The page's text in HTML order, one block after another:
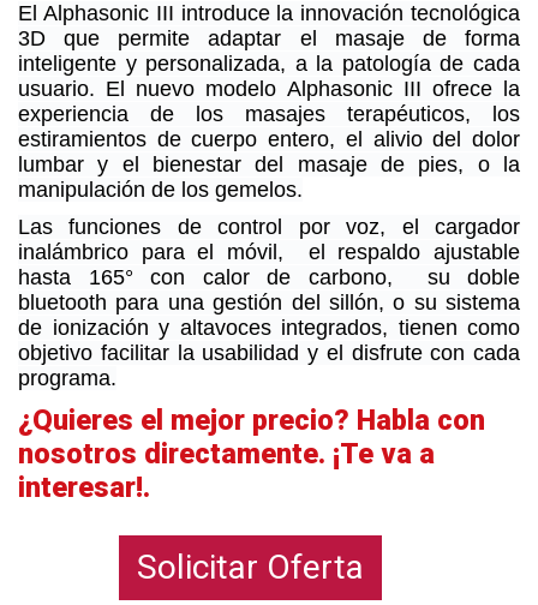
El Alphasonic III introduce la innovación tecnológica
3D que permite adaptar el masaje de forma
inteligente y personalizada, a la patología de cada
usuario. El nuevo modelo Alphasonic III ofrece la
experiencia de los masajes terapéuticos, los
estiramientos de cuerpo entero, el alivio del dolor
lumbar y el bienestar del masaje de pies, o la
manipulación de los gemelos.
Las funciones de control por voz, el cargador
inalámbrico para el móvil, el respaldo ajustable
hasta 165° con calor de carbono, su doble
bluetooth para una gestión del sillón, o su sistema
de ionización y altavoces integrados, tienen como
objetivo facilitar la usabilidad y el disfrute con cada
programa.
¿Quieres el mejor precio? Habla con
nosotros directamente. ¡Te va a
interesar!.
Solicitar Oferta